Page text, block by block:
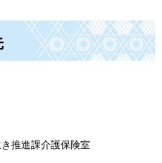
推進課介護保険室